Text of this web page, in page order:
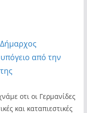
από την
οτι οι Γερμανίδες
και καταπιεστικές